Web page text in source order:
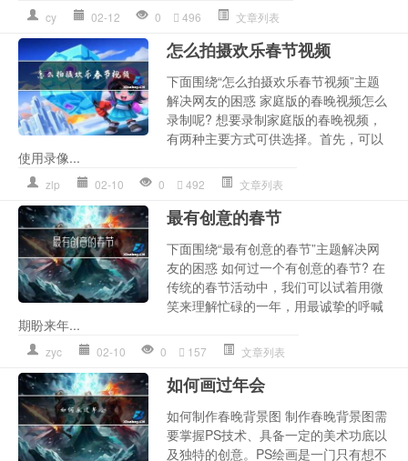
cy 02-12 0 496 文章列表
怎么拍摄欢乐春节视频
下面围绕“怎么拍摄欢乐春节视频”主题
解决网友的困惑 家庭版的春晚视频怎么
录制呢? 想要录制家庭版的春晚视频，
有两种主要方式可供选择。首先，可以
使用录像...
zlp 02-10 0 492 文章列表
最有创意的春节
下面围绕“最有创意的春节”主题解决网
友的困惑 如何过一个有创意的春节? 在
传统的春节活动中，我们可以试着用微
笑来理解忙碌的一年，用最诚挚的呼喊
期盼来年...
zyc 02-10 0 157 文章列表
如何画过年会
如何制作春晚背景图 制作春晚背景图需
要掌握PS技术、具备一定的美术功底以
及独特的创意。PS绘画是一门只有想不